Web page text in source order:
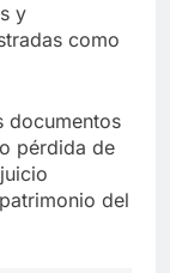
y
como
documentos
pérdida de
del